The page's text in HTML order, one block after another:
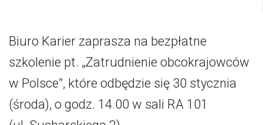
Biuro Karier zaprasza na bezpłatne
szkolenie pt. „Zatrudnienie obcokrajowców
w Polsce”, które odbędzie się 30 stycznia
(środa), o godz. 14.00 w sali RA 101